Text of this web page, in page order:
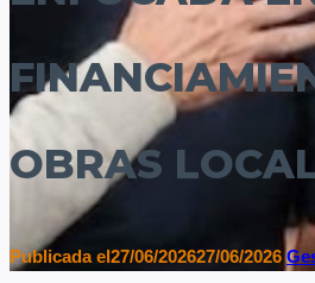
OBRAS
Publicada el27/06/202627/06/2026